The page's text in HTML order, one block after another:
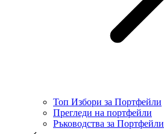
Топ Избори за Портфейли
Прегледи на портфейли
Ръководства за Портфейли